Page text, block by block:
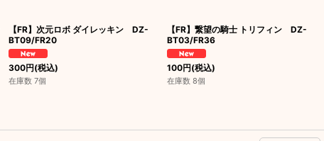
【FR】次元ロボ ダイレッキン DZ-
BT09/FR20
300円(税込)
在庫数 7個
【FR】繋望の騎士 トリフィン DZ-
BT03/FR36
100円(税込)
在庫数 8個